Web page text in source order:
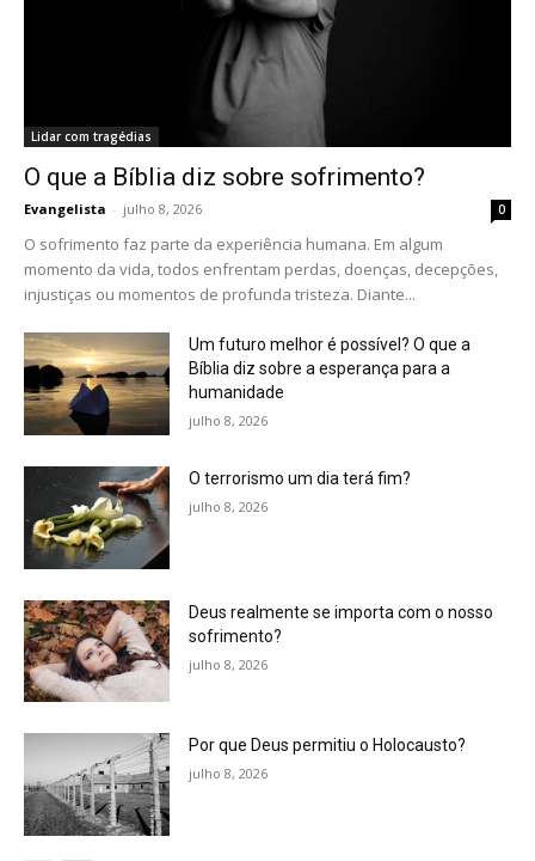
Lidar com tragédias
O que a Bíblia diz sobre sofrimento?
Evangelista - julho 8, 2026 0
O sofrimento faz parte da experiência humana. Em algum
momento da vida, todos enfrentam perdas, doenças, decepções,
injustiças ou momentos de profunda tristeza. Diante...
Um futuro melhor é possível? O que a
Bíblia diz sobre a esperança para a
humanidade
julho 8, 2026
O terrorismo um dia terá fim?
julho 8, 2026
Deus realmente se importa com o nosso
sofrimento?
julho 8, 2026
Por que Deus permitiu o Holocausto?
julho 8, 2026